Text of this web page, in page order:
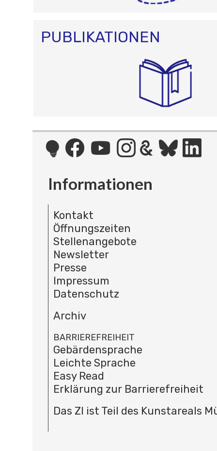
PUBLIKATIONEN
Informationen
Kontakt
Öffnungszeiten
Stellenangebote
Newsletter
Presse
Impressum
Datenschutz
Archiv
BARRIEREFREIHEIT
Gebärdensprache
Leichte Sprache
Easy Read
Erklärung zur Barrierefreiheit
Das ZI ist Teil des Kunstareals